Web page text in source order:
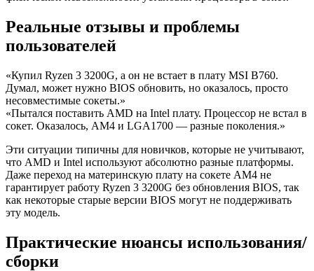
Реальные отзывы и проблемы
пользователей
«Купил Ryzen 3 3200G, а он не встает в плату MSI B760.
Думал, может нужно BIOS обновить, но оказалось, просто
несовместимые сокеты.»
«Пытался поставить AMD на Intel плату. Процессор не встал в
сокет. Оказалось, AM4 и LGA1700 — разные поколения.»
Эти ситуации типичны для новичков, которые не учитывают,
что AMD и Intel используют абсолютно разные платформы.
Даже переход на материнскую плату на сокете AM4 не
гарантирует работу Ryzen 3 3200G без обновления BIOS, так
как некоторые старые версии BIOS могут не поддерживать
эту модель.
Практические нюансы использования/
сборки